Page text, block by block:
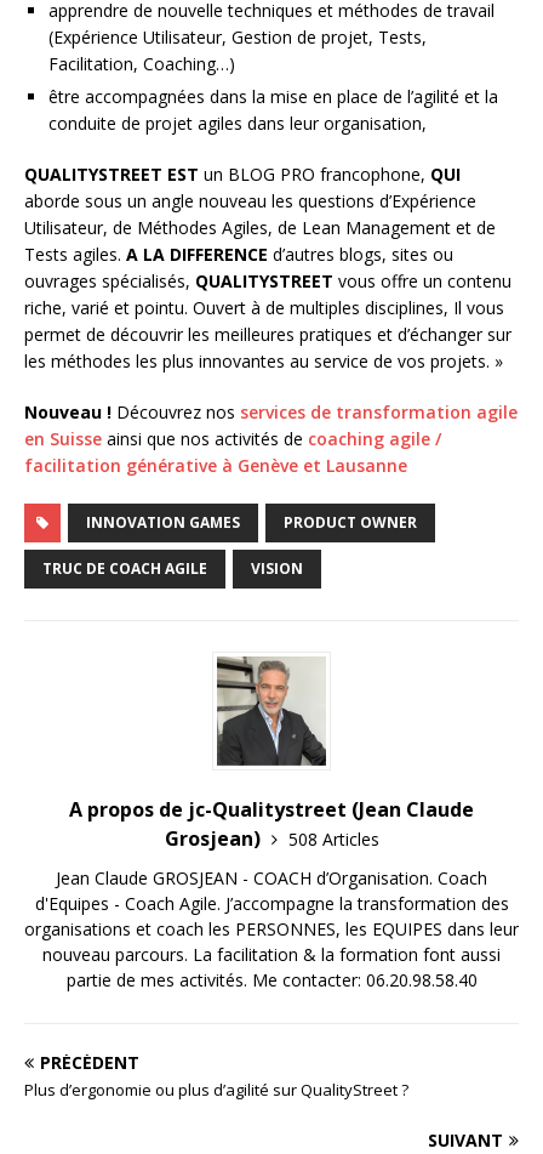
apprendre de nouvelle techniques et méthodes de travail
(Expérience Utilisateur, Gestion de projet, Tests,
Facilitation, Coaching…)
être accompagnées dans la mise en place de l’agilité et la
conduite de projet agiles dans leur organisation,
QUALITYSTREET EST un BLOG PRO francophone, QUI
aborde sous un angle nouveau les questions d’Expérience
Utilisateur, de Méthodes Agiles, de Lean Management et de
Tests agiles. A LA DIFFERENCE d’autres blogs, sites ou
ouvrages spécialisés, QUALITYSTREET vous offre un contenu
riche, varié et pointu. Ouvert à de multiples disciplines, Il vous
permet de découvrir les meilleures pratiques et d’échanger sur
les méthodes les plus innovantes au service de vos projets. »
Nouveau ! Découvrez nos services de transformation agile
en Suisse ainsi que nos activités de coaching agile /
facilitation générative à Genève et Lausanne
INNOVATION GAMES PRODUCT OWNER
TRUC DE COACH AGILE VISION
A propos de jc-Qualitystreet (Jean Claude
Grosjean)
508 Articles
Jean Claude GROSJEAN - COACH d’Organisation. Coach
d'Equipes - Coach Agile. J’accompagne la transformation des
organisations et coach les PERSONNES, les EQUIPES dans leur
nouveau parcours. La facilitation & la formation font aussi
partie de mes activités. Me contacter: 06.20.98.58.40
PRÉCÉDENT
Plus d’ergonomie ou plus d’agilité sur QualityStreet ?
SUIVANT